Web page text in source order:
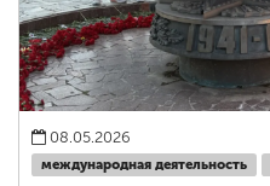
08.05.2026
международная деятельность